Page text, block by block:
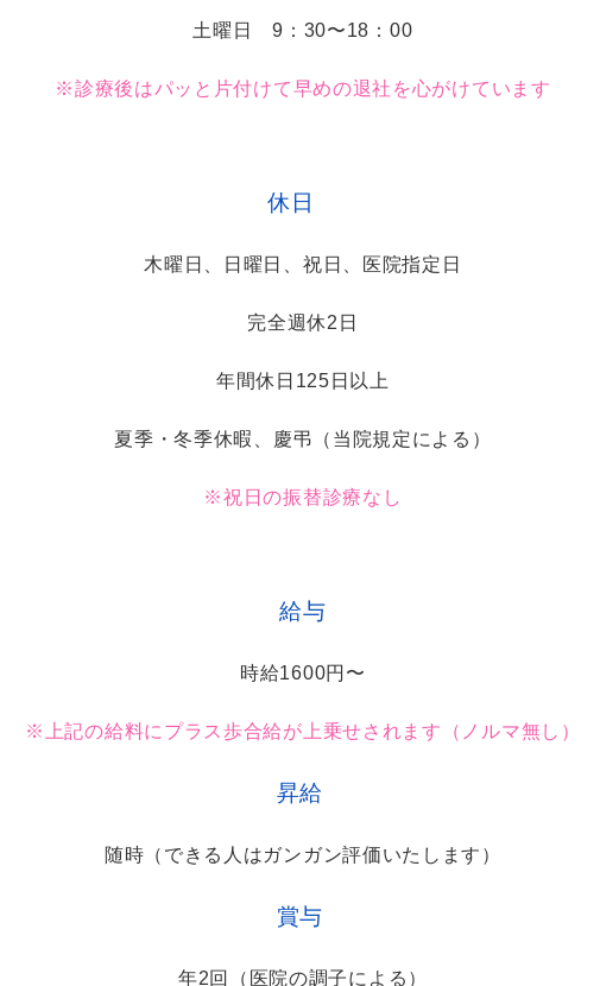
土曜日 9：30〜18：00
※診療後はパッと片付けて早めの退社を心がけています
休日
木曜日、日曜日、祝日、医院指定日
完全週休2日
年間休日125日以上
夏季・冬季休暇、慶弔（当院規定による）
※祝日の振替診療なし
給与
時給1600円〜
※上記の給料にプラス歩合給が上乗せされます（ノルマ無し）
昇給
随時（できる人はガンガン評価いたします）
賞与
年2回（医院の調子による）